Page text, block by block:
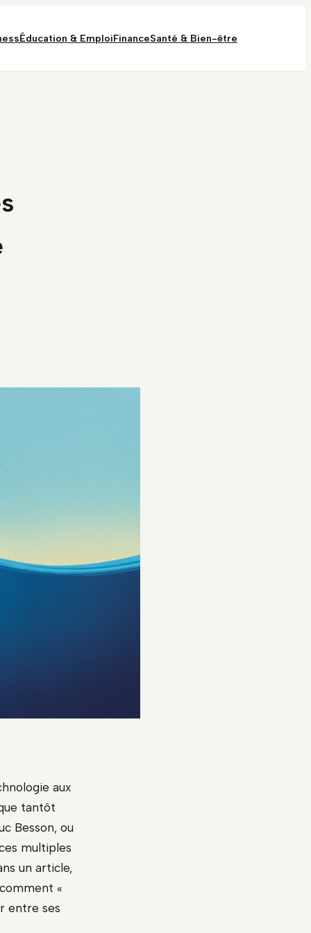
Éducation & EmploiFinanceSanté & Bien-être
aux
tantôt
Besson, ou
multiples
un article,
«
entre ses